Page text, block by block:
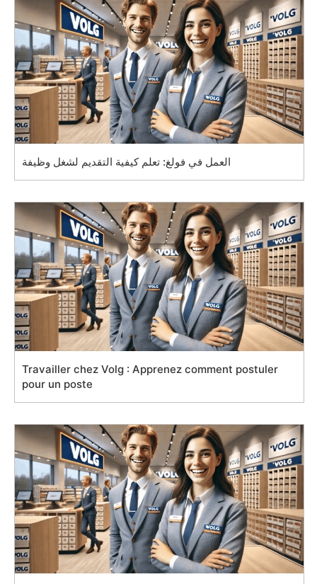
العمل في فولغ: تعلم كيفية التقديم لشغل وظيفة
Travailler chez Volg : Apprenez comment postuler
pour un poste